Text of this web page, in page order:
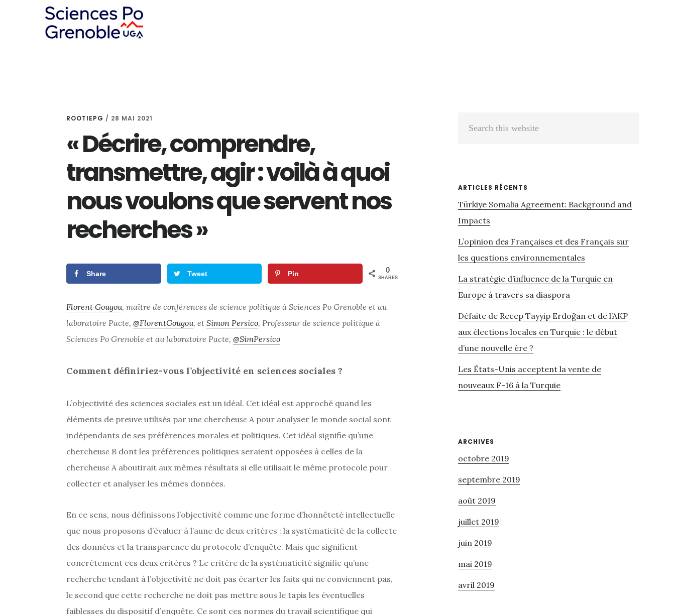
ROOTIEPG / 28 MAI 2021
« Décrire, comprendre,
transmettre, agir : voilà à quoi
nous voulons que servent nos
recherches »
Share Tweet Pin 0
SHARES
Florent Gougou, maître de conférences de science politique à Sciences Po Grenoble et au
laboratoire Pacte, @FlorentGougou, et Simon Persico, Professeur de science politique à
Sciences Po Grenoble et au laboratoire Pacte, @SimPersico
Comment définiriez-vous l’objectivité en sciences sociales ?
L’objectivité des sciences sociales est un idéal. Cet idéal est approché quand les
éléments de preuve utilisés par une chercheuse A pour analyser le monde social sont
indépendants de ses préférences morales et politiques. Cet idéal signifie qu’une
chercheuse B dont les préférences politiques seraient opposées à celles de la
chercheuse A aboutirait aux mêmes résultats si elle utilisait le même protocole pour
collecter et analyser les mêmes données.
En ce sens, nous définissons l’objectivité comme une forme d’honnêteté intellectuelle
que nous proposons d’évaluer à l’aune de deux critères : la systématicité de la collecte
des données et la transparence du protocole d’enquête. Mais que signifient
concrètement ces deux critères ? Le critère de la systématicité signifie qu’une
recherche tendant à l’objectivité ne doit pas écarter les faits qui ne conviennent pas,
le second que cette recherche ne doit pas mettre sous le tapis les éventuelles
faiblesses du dispositif d’enquête. Ce sont ces normes du travail scientifique qui
Primary
ARTICLES RÉCENTS
Türkiye Somalia Agreement: Background and
Impacts
L’opinion des Françaises et des Français sur
les questions environnementales
La stratégie d’influence de la Turquie en
Europe à travers sa diaspora
Défaite de Recep Tayyip Erdoğan et de l’AKP
aux élections locales en Turquie : le début
d’une nouvelle ère ?
Les États-Unis acceptent la vente de
nouveaux F-16 à la Turquie
ARCHIVES
octobre 2019
septembre 2019
août 2019
juillet 2019
juin 2019
mai 2019
avril 2019